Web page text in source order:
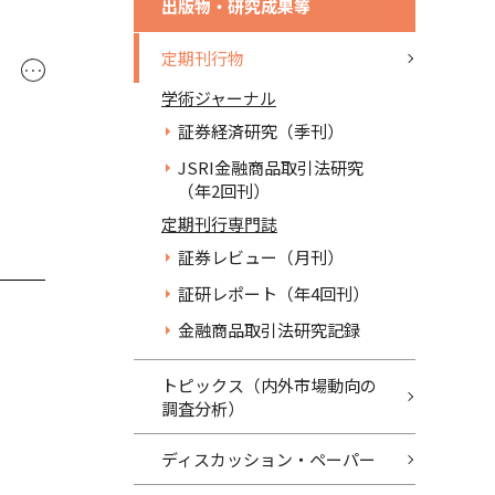
･･･
出版物・研究成果等
定期刊行物
学術ジャーナル
証券経済研究（季刊）
JSRI金融商品取引法研究
（年2回刊）
定期刊行専門誌
証券レビュー（月刊）
証研レポート（年4回刊）
金融商品取引法研究記録
トピックス（内外市場動向の
調査分析）
ディスカッション・ペーパー